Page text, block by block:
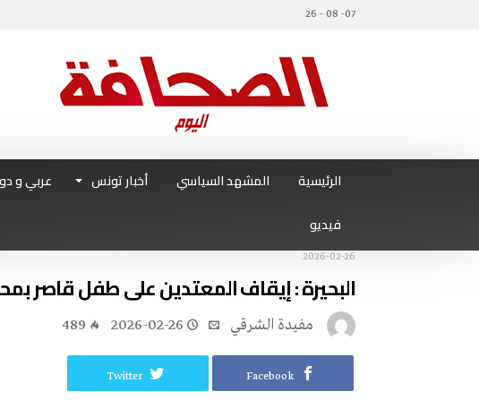
07- 08 - 26
الرئيسية المشهد السياسي أخبار تونس عربي و
فيديو
2026-02-26
البحيرة : إيقاف المعتدين على طفل قاصر
مفيدة الشرقي 2026-02-26
489
Facebook
Twitter